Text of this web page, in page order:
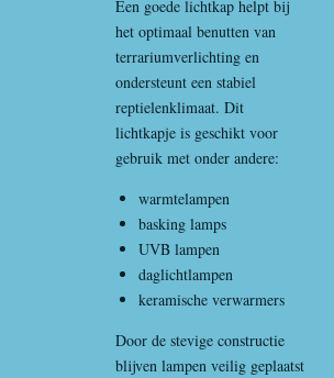
Een goede lichtkap helpt bij
het optimaal benutten van
terrariumverlichting en
ondersteunt een stabiel
reptielenklimaat. Dit
lichtkapje is geschikt voor
gebruik met onder andere:
warmtelampen
basking lamps
UVB lampen
daglichtlampen
keramische verwarmers
Door de stevige constructie
blijven lampen veilig geplaatst